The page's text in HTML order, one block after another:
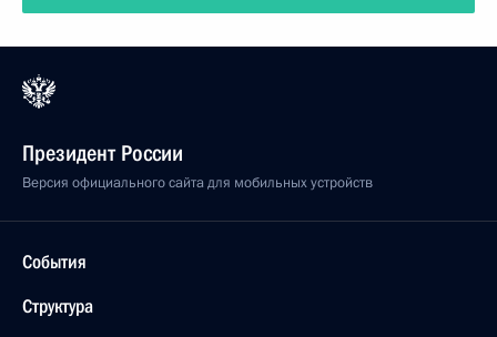
Президент России
Версия официального сайта для мобильных устройств
События
Структура